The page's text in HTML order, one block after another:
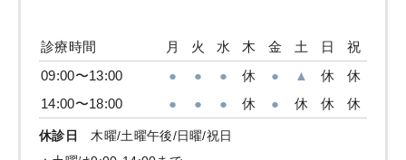
診療時間 月 火 水 木 金 土 日
祝
09:00〜13:00
● ● ● 休 ● ▲ 休
休
14:00〜18:00
● ● ● 休 ● 休 休 休
休診日
木曜/土曜午後/日曜/祝日